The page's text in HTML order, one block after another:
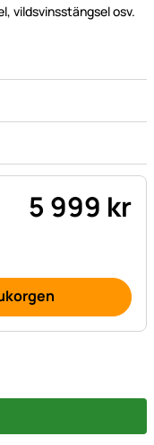
vildsvinsstängsel osv.
5 999 kr